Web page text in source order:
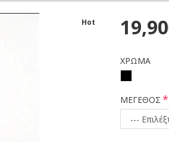
Hot
ΧΡΩΜΑ
ΜΕΓΕΘΟΣ